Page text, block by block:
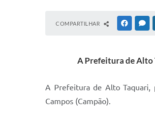
COMPARTILHAR
A Prefeitura de Alto
A Prefeitura de Alto Taquari,
Campos (Campão).